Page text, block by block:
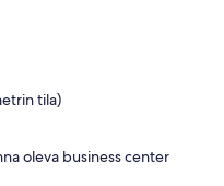
tila)
oleva business center